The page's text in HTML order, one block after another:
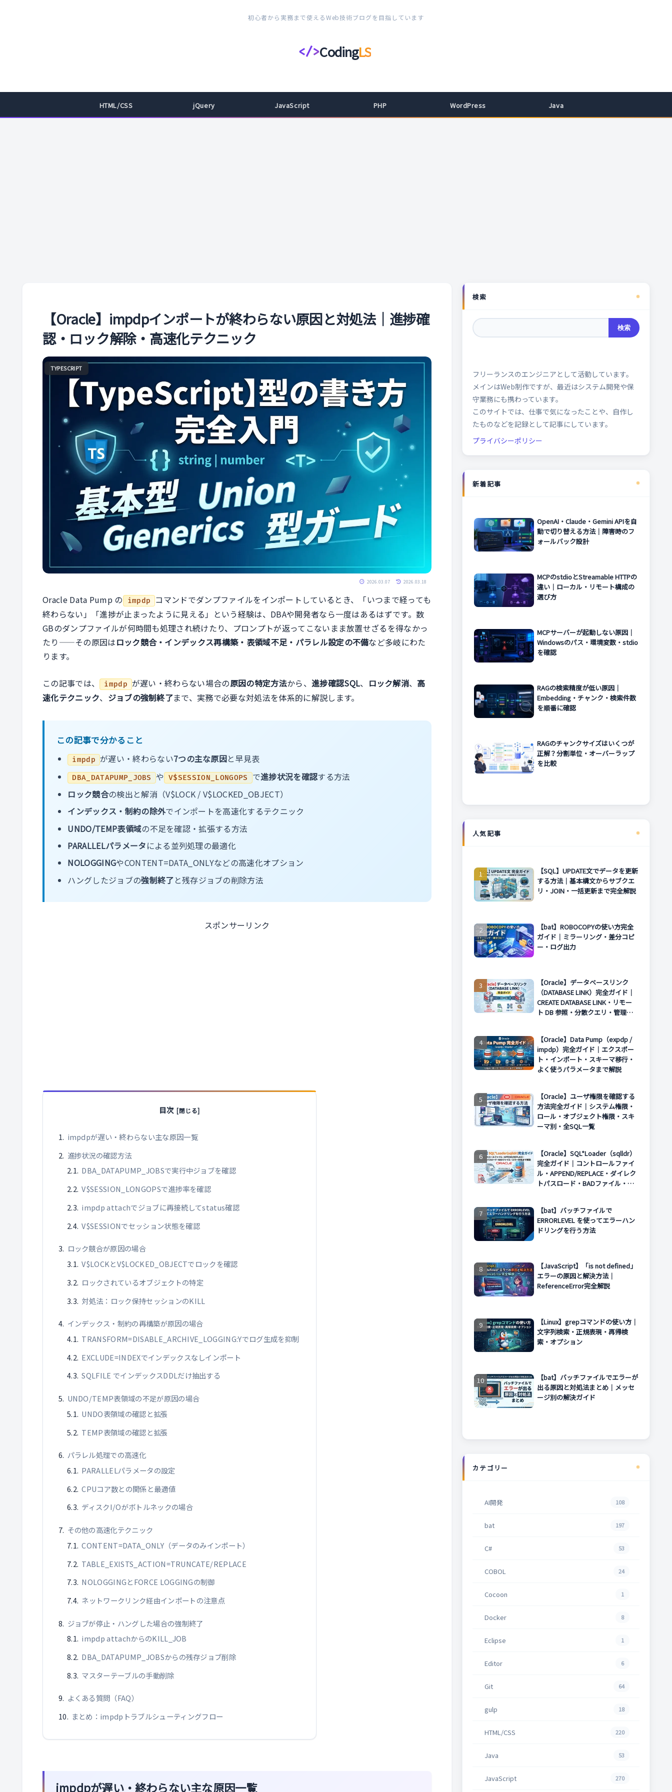
初心者から実務まで使えるWeb技術ブログを目指しています
</>CodingLS
コ
ィ
HTML/CSS jQuery JavaScript PHP WordPress Java
【Oracle】impdpインポートが終わらない原因と対処法｜進捗確
認・ロック解除・高速化テクニック
TYPESCRIPT
2026.03.07 2026.03.18
Oracle Data Pump の impdp
コマンドでダンプファイルをインポートしているとき、「いつまで経っても
終わらない」「進捗が止まったように見える」という経験は、DBAや開発者なら一度はあるはずです。数
GBのダンプファイルが何時間も処理され続けたり、プロンプトが返ってこないまま放置せざるを得なかっ
たり——その原因はロック競合・インデックス再構築・表領域不足・パラレル設定の不備など多岐にわた
ります。
この記事では、 impdp が遅い・終わらない場合の原因の特定方法から、 進捗確認SQL、 ロック解消、高
速化テクニック、 ジョブの強制終了まで、実務で必要な対処法を体系的に解説します。
この記事で分かること
impdp が遅い・終わらない7つの主な原因と早見表
DBA_DATAPUMP_JOBS や V$SESSION_LONGOPS で進捗状況を確認する方法
ロック競合の検出と解消（V$LOCK / V$LOCKED_OBJECT）
インデックス・制約の除外でインポートを高速化するテクニック
UNDO/TEMP表領域の不足を確認・拡張する方法
PARALLELパラメータによる並列処理の最適化
NOLOGGINGやCONTENT=DATA_ONLYなどの高速化オプション
ハングしたジョブの強制終了と残存ジョブの削除方法
スポンサーリンク
目次
impdpが遅い・終わらない主な原因一覧
進捗状況の確認方法
DBA_DATAPUMP_JOBSで実行中ジョブを確認
V$SESSION_LONGOPSで進捗率を確認
impdp attachでジョブに再接続してstatus確認
V$SESSIONでセッション状態を確認
ロック競合が原因の場合
V$LOCKとV$LOCKED_OBJECTでロックを確認
ロックされているオブジェクトの特定
対処法：ロック保持セッションのKILL
インデックス・制約の再構築が原因の場合
TRANSFORM=DISABLE_ARCHIVE_LOGGING:Yでログ生成を抑制
EXCLUDE=INDEXでインデックスなしインポート
SQLFILE でインデックスDDLだけ抽出する
UNDO/TEMP表領域の不足が原因の場合
UNDO表領域の確認と拡張
TEMP表領域の確認と拡張
パラレル処理での高速化
PARALLELパラメータの設定
CPUコア数との関係と最適値
ディスクI/Oがボトルネックの場合
その他の高速化テクニック
CONTENT=DATA_ONLY（データのみインポート）
TABLE_EXISTS_ACTION=TRUNCATE/REPLACE
NOLOGGINGとFORCE LOGGINGの制御
ネットワークリンク経由インポートの注意点
ジョブが停止・ハングした場合の強制終了
impdp attachからのKILL_JOB
DBA_DATAPUMP_JOBSからの残存ジョブ削除
マスターテーブルの手動削除
よくある質問（FAQ）
まとめ：impdpトラブルシューティングフロー
impdpが遅い・終わらない主な原因一覧
検索
検索
フリーランスのエンジニアとして活動しています。
メインはWeb制作ですが、最近はシステム開発や保
守業務にも携わっています。
このサイトでは、仕事で気になったことや、自作し
たものなどを記録として記事にしています。
プライバシーポリシー
新着記事
OpenAI・Claude・Gemini APIを自
動で切り替える方法｜障害時のフ
ォールバック設計
MCPのstdioとStreamable HTTPの
違い｜ローカル・リモート構成の
選び方
MCPサーバーが起動しない原因｜
Windowsのパス・環境変数・stdio
を確認
RAGの検索精度が低い原因｜
Embedding・チャンク・検索件数
を順番に確認
RAGのチャンクサイズはいくつが
正解？分割単位・オーバーラップ
を比較
人気記事
【SQL】UPDATE文でデータを更新
する方法｜基本構文からサブクエ
リ・JOIN・一括更新まで完全解説
【bat】ROBOCOPYの使い方完全
ガイド｜ミラーリング・差分コピ
ー・ログ出力
【Oracle】データベースリンク
（DATABASE LINK）完全ガイド｜
CREATE DATABASE LINK・リモー
ト DB 参照・分散クエリ・管理方
【Oracle】Data Pump（expdp /
impdp）完全ガイド｜エクスポー
ト・インポート・スキーマ移行・
よく使うパラメータまで解説
【Oracle】ユーザ権限を確認する
方法完全ガイド｜システム権限・
ロール・オブジェクト権限・スキ
ーマ別・全SQL一覧
【Oracle】SQL*Loader（sqlldr）
完全ガイド｜コントロールファイ
ル・APPEND/REPLACE・ダイレク
トパスロード・BADファイル・エ
【bat】バッチファイルで
ERRORLEVEL を使ってエラーハン
ドリングを行う方法
【JavaScript】「is not defined」
エラーの原因と解決方法｜
ReferenceError完全解説
【Linux】grepコマンドの使い方｜
文字列検索・正規表現・再帰検
索・オプション
【bat】バッチファイルでエラーが
出る原因と対処法まとめ｜メッセ
ージ別の解決ガイド
カテゴリー
AI開発 108
bat 197
C# 53
COBOL 24
Cocoon 1
Docker 8
Eclipse 1
Editor 6
Git 64
gulp 18
HTML/CSS 220
Java 53
JavaScript 270